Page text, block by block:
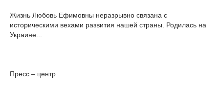
Жизнь Любовь Ефимовны неразрывно связана с
историческими вехами развития нашей страны. Родилась на
Украине...
Пресс – центр